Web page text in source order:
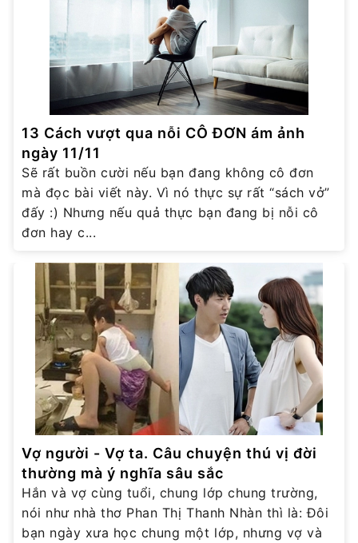
13 Cách vượt qua nỗi CÔ ĐƠN ám ảnh
ngày 11/11
Sẽ rất buồn cười nếu bạn đang không cô đơn
mà đọc bài viết này. Vì nó thực sự rất “sách vở”
đấy :) Nhưng nếu quả thực bạn đang bị nỗi cô
đơn hay c...
Vợ người - Vợ ta. Câu chuyện thú vị đời
thường mà ý nghĩa sâu sắc
Hắn và vợ cùng tuổi, chung lớp chung trường,
nói như nhà thơ Phan Thị Thanh Nhàn thì là: Đôi
bạn ngày xưa học chung một lớp, nhưng vợ và